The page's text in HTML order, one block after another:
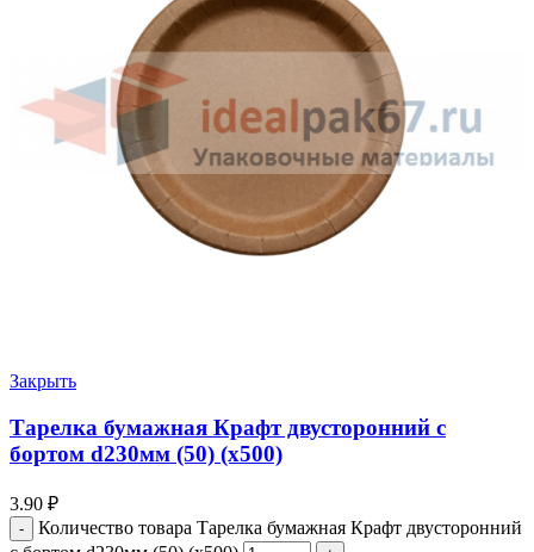
Закрыть
Тарелка бумажная Крафт двусторонний с
бортом d230мм (50) (х500)
3.90 ₽
Количество товара Тарелка бумажная Крафт двусторонний